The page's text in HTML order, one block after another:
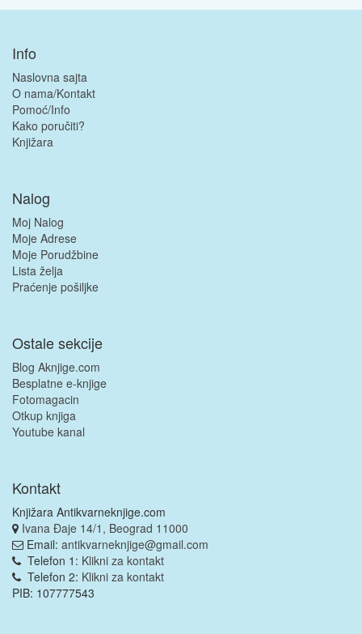
Info
Naslovna sajta
O nama/Kontakt
Pomoć/Info
Kako poručiti?
Knjižara
Nalog
Moj Nalog
Moje Adrese
Moje Porudžbine
Lista želja
Praćenje pošiljke
Ostale sekcije
Blog Aknjige.com
Besplatne e-knjige
Fotomagacin
Otkup knjiga
Youtube kanal
Kontakt
Knjižara Antikvarneknjige.com
Ivana Đaje 14/1, Beograd 11000
Email: antikvarneknjige@gmail.com
Telefon 1: Klikni za kontakt
Telefon 2: Klikni za kontakt
PIB: 107777543